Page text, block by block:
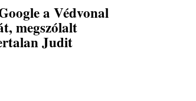
a Védvonal
megszólalt
Judit